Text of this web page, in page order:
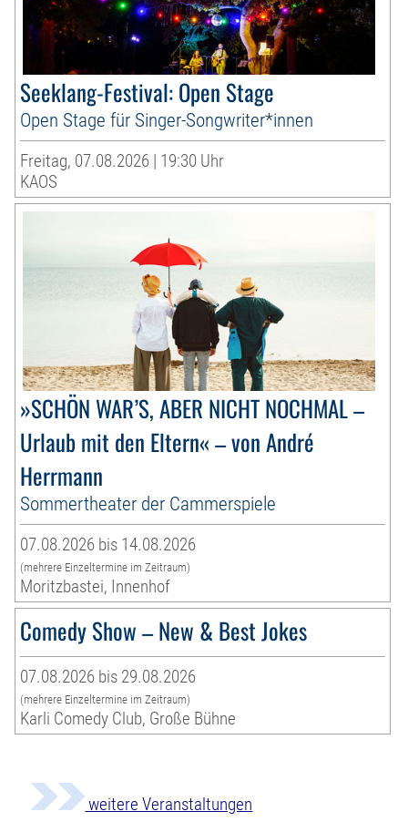
Seeklang-Festival: Open Stage
Open Stage für Singer-Songwriter*innen
Freitag, 07.08.2026 | 19:30 Uhr
KAOS
»SCHÖN WAR’S, ABER NICHT NOCHMAL –
Urlaub mit den Eltern« – von André
Herrmann
Sommertheater der Cammerspiele
07.08.2026 bis 14.08.2026
(mehrere Einzeltermine im Zeitraum)
Moritzbastei, Innenhof
Comedy Show – New & Best Jokes
07.08.2026 bis 29.08.2026
(mehrere Einzeltermine im Zeitraum)
Karli Comedy Club, Große Bühne
weitere Veranstaltungen